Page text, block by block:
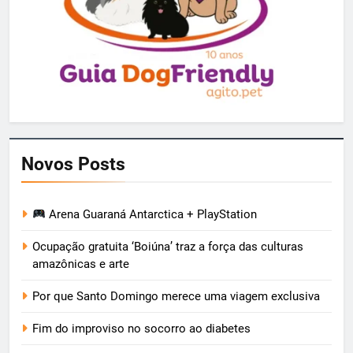
Novos Posts
Arena Guaraná Antarctica + PlayStation
Ocupação gratuita ‘Boiúna’ traz a força das culturas
amazônicas e arte
Por que Santo Domingo merece uma viagem exclusiva
Fim do improviso no socorro ao diabetes